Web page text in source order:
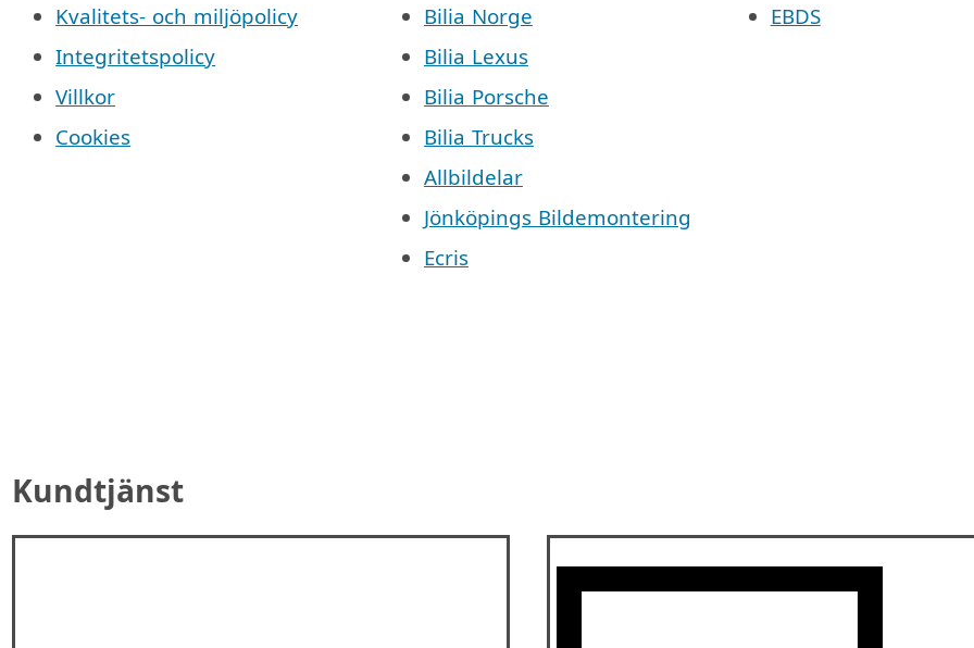
Kvalitets- och miljöpolicy
Integritetspolicy
Villkor
Cookies
Bilia Norge
Bilia Lexus
Bilia Porsche
Bilia Trucks
Allbildelar
Jönköpings Bildemontering
Ecris
EBDS
Kundtjänst